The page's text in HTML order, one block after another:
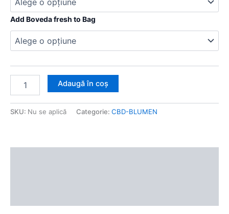
Add Boveda fresh to Bag
Adaugă în coș
SKU: Nu se aplică Categorie: CBD-BLUMEN